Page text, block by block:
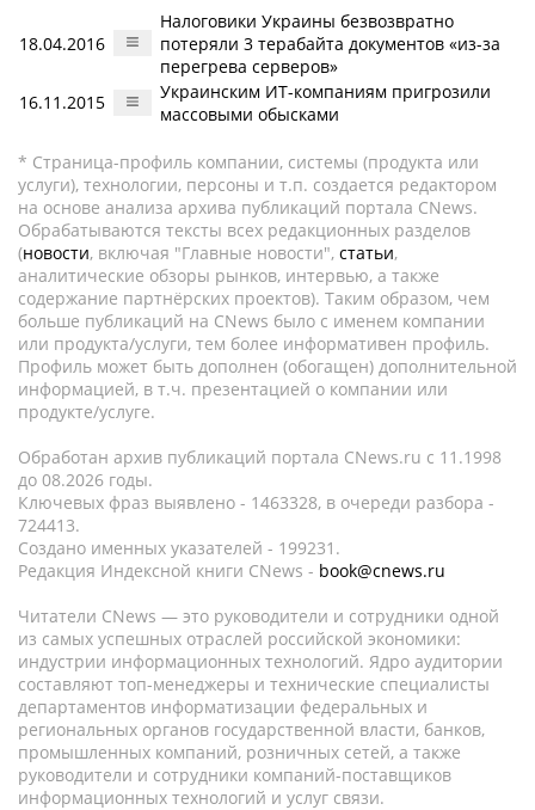
18.04.2016
Налоговики Украины безвозвратно
потеряли 3 терабайта документов «из-за
перегрева серверов»
16.11.2015
Украинским ИТ-компаниям пригрозили
массовыми обысками
* Страница-профиль компании, системы (продукта или
услуги), технологии, персоны и т.п. создается редактором
на основе анализа архива публикаций портала CNews.
Обрабатываются тексты всех редакционных разделов
(новости, включая "Главные новости", статьи,
аналитические обзоры рынков, интервью, а также
содержание партнёрских проектов). Таким образом, чем
больше публикаций на CNews было с именем компании
или продукта/услуги, тем более информативен профиль.
Профиль может быть дополнен (обогащен) дополнительной
информацией, в т.ч. презентацией о компании или
продукте/услуге.
Обработан архив публикаций портала CNews.ru c 11.1998
до 08.2026 годы.
Ключевых фраз выявлено - 1463328, в очереди разбора -
724413.
Создано именных указателей - 199231.
Редакция Индексной книги CNews - book@cnews.ru
Читатели CNews — это руководители и сотрудники одной
из самых успешных отраслей российской экономики:
индустрии информационных технологий. Ядро аудитории
составляют топ-менеджеры и технические специалисты
департаментов информатизации федеральных и
региональных органов государственной власти, банков,
промышленных компаний, розничных сетей, а также
руководители и сотрудники компаний-поставщиков
информационных технологий и услуг связи.